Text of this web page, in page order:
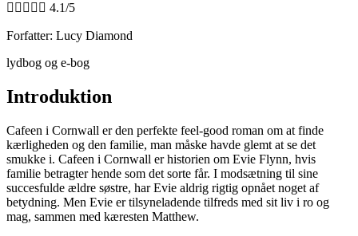
     4.1/5
Forfatter: Lucy Diamond
lydbog og e-bog
Introduktion
Cafeen i Cornwall er den perfekte feel-good roman om at finde
kærligheden og den familie, man måske havde glemt at se det
smukke i. Cafeen i Cornwall er historien om Evie Flynn, hvis
familie betragter hende som det sorte får. I modsætning til sine
succesfulde ældre søstre, har Evie aldrig rigtig opnået noget af
betydning. Men Evie er tilsyneladende tilfreds med sit liv i ro og
mag, sammen med kæresten Matthew.